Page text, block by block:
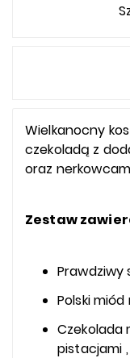
Wielkanocny
czekoladą z
oraz
Zestaw
Prawdziwy
Polski
Czekolada
pistacjami ,